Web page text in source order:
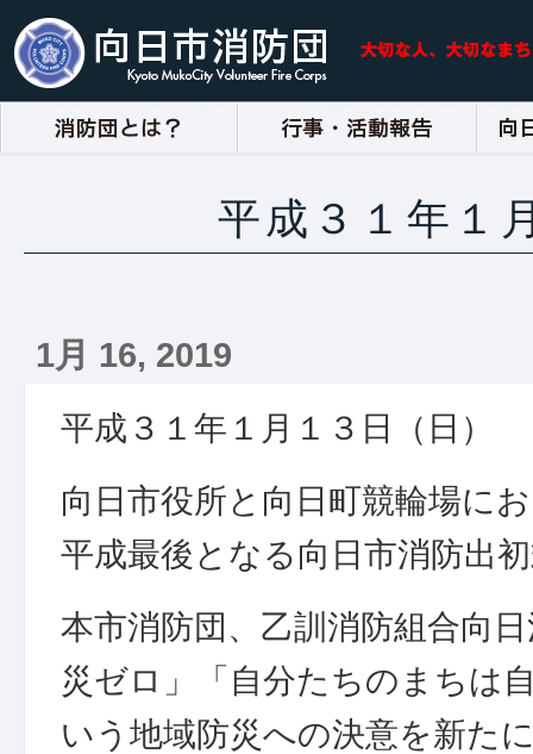
平成３１年１
1月 16, 2019
平成３１年１月１３日（日）
向日市役所と向日町競輪場に
平成最後となる向日市消防出
本市消防団、乙訓消防組合向
災ゼロ」「自分たちのまちは
いう地域防災への決意を新た